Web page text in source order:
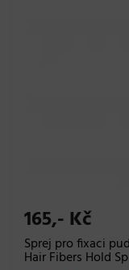
165,- Kč
Sprej pro fixaci
Hair Fibers Hold